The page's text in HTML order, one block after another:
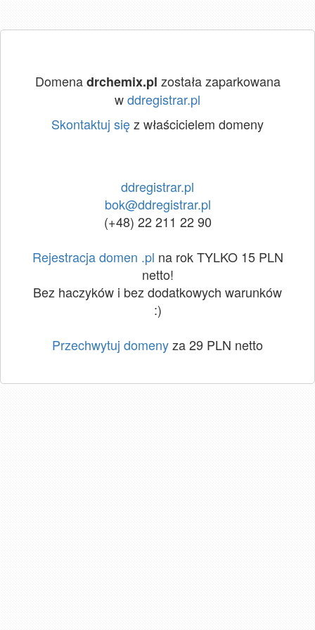
Domenadrchemix.pl została zaparkowana
wddregistrar.pl
Skontaktuj sięz właścicielem domeny
ddregistrar.pl
bok@ddregistrar.pl
(+48) 22 211 22 90
Rejestracja domen .pl na rok TYLKO 15 PLN
netto!
Bez haczyków i bez dodatkowych warunków
:)
Przechwytuj domenyza 29 PLN netto